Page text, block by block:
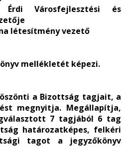
Városfejlesztési és
létesítmény vezető
mellékletét képezi.
a Bizottság tagjait, a
megnyitja. Megállapítja,
7 tagjából 6 tag
határozatképes, felkéri
tagot a jegyzőkönyv